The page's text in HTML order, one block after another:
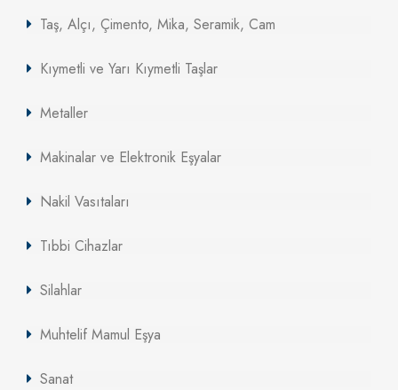
Taş, Alçı, Çimento, Mika, Seramik, Cam
Kıymetli ve Yarı Kıymetli Taşlar
Metaller
Makinalar ve Elektronik Eşyalar
Nakil Vasıtaları
Tıbbi Cihazlar
Silahlar
Muhtelif Mamul Eşya
Sanat